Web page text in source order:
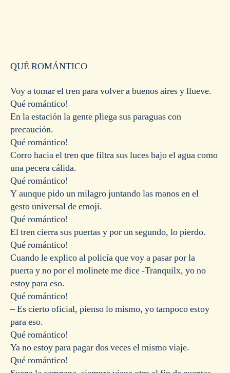
QUÉ ROMÁNTICO
Voy a tomar el tren para volver a buenos aires y llueve.
Qué romántico!
En la estación la gente pliega sus paraguas con
precaución.
Qué romántico!
Corro hacia el tren que filtra sus luces bajo el agua como
una pecera cálida.
Qué romántico!
Y aunque pido un milagro juntando las manos en el
gesto universal de emoji.
Qué romántico!
El tren cierra sus puertas y por un segundo, lo pierdo.
Qué romántico!
Cuando le explico al policía que voy a pasar por la
puerta y no por el molinete me dice -Tranquilx, yo no
estoy para eso.
Qué romántico!
– Es cierto oficial, pienso lo mismo, yo tampoco estoy
para eso.
Qué romántico!
Ya no estoy para pagar dos veces el mismo viaje.
Qué romántico!